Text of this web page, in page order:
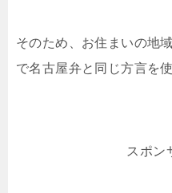
そのため、お住まいの地
で名古屋弁と同じ方言を
スポン